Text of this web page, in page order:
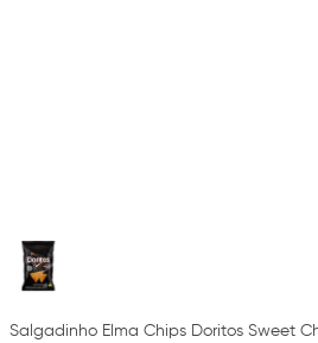
Salgadinho Elma Chips Doritos Sweet